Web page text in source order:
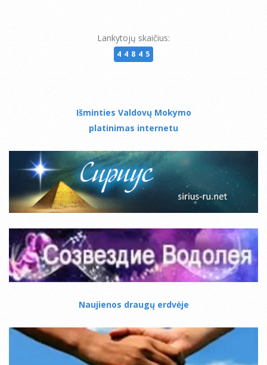
Lankytojų skaičius:
44845
Išminties Valdovų Mokymo
platinimas internetu
Naujienos draugų erdvėje